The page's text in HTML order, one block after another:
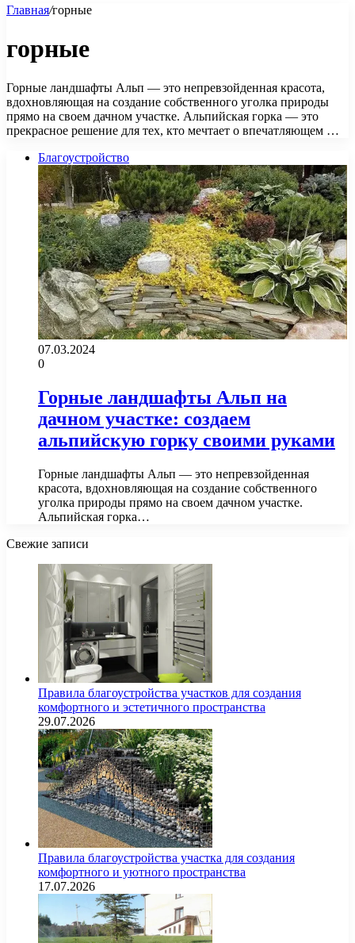
Главная/горные
горные
Горные ландшафты Альп — это непревзойденная красота,
вдохновляющая на создание собственного уголка природы
прямо на своем дачном участке. Альпийская горка — это
прекрасное решение для тех, кто мечтает о впечатляющем …
Благоустройство
07.03.2024
0
Горные ландшафты Альп на
дачном участке: создаем
альпийскую горку своими руками
Горные ландшафты Альп — это непревзойденная
красота, вдохновляющая на создание собственного
уголка природы прямо на своем дачном участке.
Альпийская горка…
Свежие записи
Правила благоустройства участков для создания
комфортного и эстетичного пространства
29.07.2026
Правила благоустройства участка для создания
комфортного и уютного пространства
17.07.2026